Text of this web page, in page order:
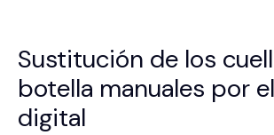
Sustitución de los
botella manuales por el
digital